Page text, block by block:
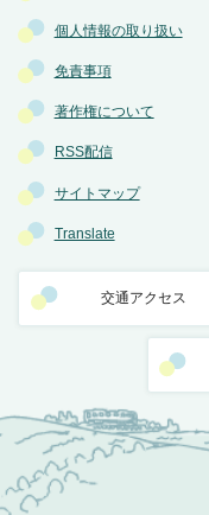
個人情報の取り扱い
免責事項
著作権について
RSS配信
サイトマップ
Translate
交通アクセス